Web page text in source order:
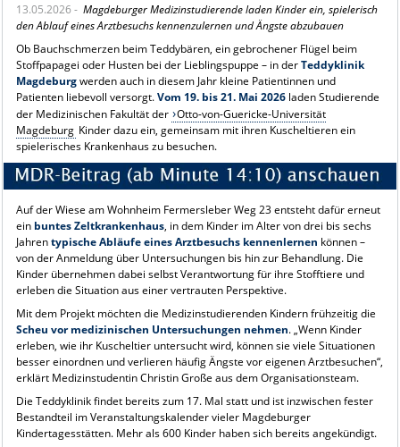
ÜBER UNS
INTERNATIONAL
INTRANET
13.05.2026 - Magdeburger Medizinstudierende laden Kinder ein, spielerisch
den Ablauf eines Arztbesuchs kennenzulernen und Ängste abzubauen
Ob Bauchschmerzen beim Teddybären, ein gebrochener Flügel beim
Stoffpapagei oder Husten bei der Lieblingspuppe – in derTeddyklinik
Magdeburgwerden auch in diesem Jahr kleine Patientinnen und
Patienten liebevoll versorgt.Vom 19. bis 21. Mai 2026laden Studierende
der Medizinischen Fakultät der Otto-von-Guericke-Universität
Magdeburg Kinder dazu ein, gemeinsam mit ihren Kuscheltieren ein
spielerisches Krankenhaus zu besuchen.
Auf der Wiese am Wohnheim Fermersleber Weg 23 entsteht dafür erneut
ein buntes Zeltkrankenhaus, in dem Kinder im Alter von drei bis sechs
Jahrentypische Abläufe eines Arztbesuchs kennenlernen können –
von der Anmeldung über Untersuchungen bis hin zur Behandlung. Die
Kinder übernehmen dabei selbst Verantwortung für ihre Stofftiere und
erleben die Situation aus einer vertrauten Perspektive.
Mit dem Projekt möchten die Medizinstudierenden Kindern frühzeitig die
Scheu vor medizinischen Untersuchungen nehmen. „Wenn Kinder
erleben, wie ihr Kuscheltier untersucht wird, können sie viele Situationen
besser einordnen und verlieren häufig Ängste vor eigenen Arztbesuchen“,
erklärt Medizinstudentin Christin Große aus dem Organisationsteam.
Die Teddyklinik findet bereits zum 17. Mal statt und ist inzwischen fester
Bestandteil im Veranstaltungskalender vieler Magdeburger
Kindertagesstätten. Mehr als 600 Kinder haben sich bereits angekündigt.